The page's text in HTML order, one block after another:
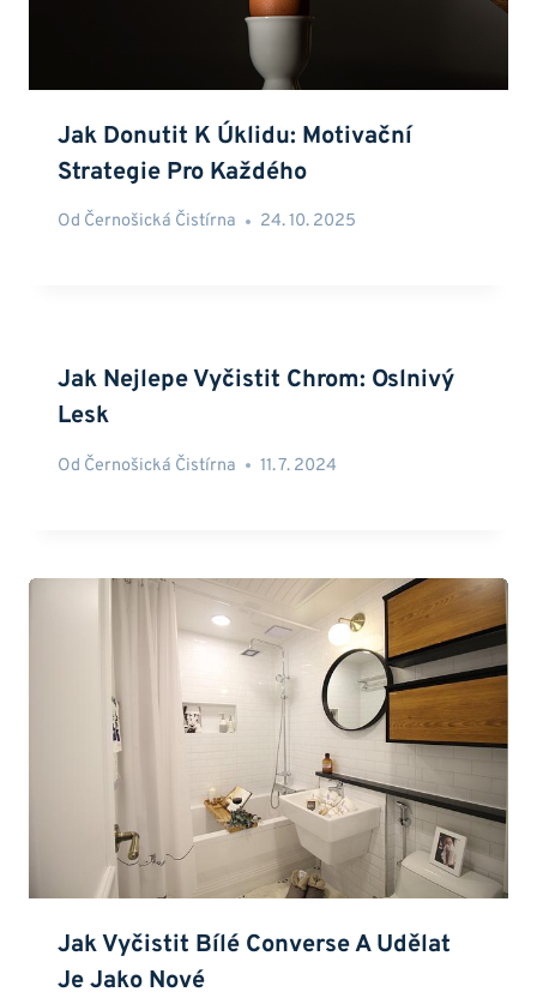
Jak Donutit K Úklidu: Motivační
Strategie Pro Každého
Od Černošická Čistírna 24. 10. 2025
Jak Nejlepe Vyčistit Chrom: Oslnivý
Lesk
Od Černošická Čistírna 11. 7. 2024
Jak Vyčistit Bílé Converse A Udělat
Je Jako Nové